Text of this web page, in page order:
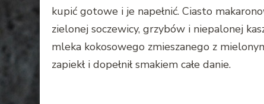
kupić gotowe i je napełnić. Ciasto
zielonej soczewicy, grzybów i niepalonej
mleka kokosowego zmieszanego z
zapiekł i dopełnił smakiem całe danie.